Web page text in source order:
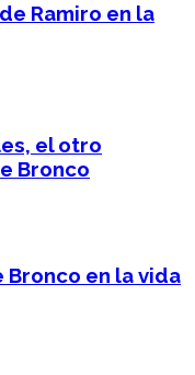
Ramiro en la
el otro
Bronco
Bronco en la vida